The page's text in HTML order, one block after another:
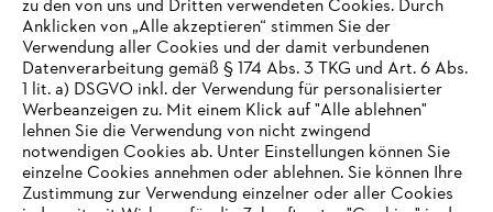
Häufig gestellte Fragen
Service
IHR BROWSER WIRD NICHT
UNTERSTÜTZT
zu den von uns und Dritten verwendeten Cookies. Durch
Anklicken von „Alle akzeptieren“ stimmen Sie der
Verwendung aller Cookies und der damit verbundenen
Datenverarbeitung gemäß § 174 Abs. 3 TKG und Art. 6 Abs.
1 lit. a) DSGVO inkl. der Verwendung für personalisierter
Werbeanzeigen zu. Mit einem Klick auf "Alle ablehnen"
lehnen Sie die Verwendung von nicht zwingend
notwendigen Cookies ab. Unter Einstellungen können Sie
einzelne Cookies annehmen oder ablehnen. Sie können Ihre
Zustimmung zur Verwendung einzelner oder aller Cookies